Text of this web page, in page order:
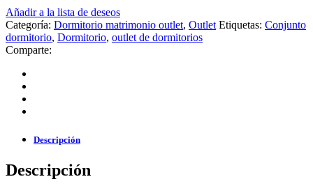
Añadir a la lista de deseos
Categoría: Dormitorio matrimonio outlet, Outlet Etiquetas: Conjunto
dormitorio, Dormitorio, outlet de dormitorios
Comparte:
Descripción
Descripción